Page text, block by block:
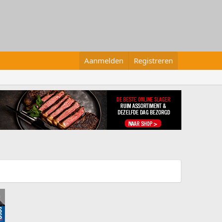
Aanmelden Registreren